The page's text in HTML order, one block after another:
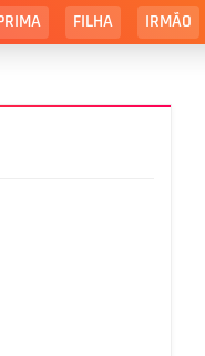
FILHA IRMÃO